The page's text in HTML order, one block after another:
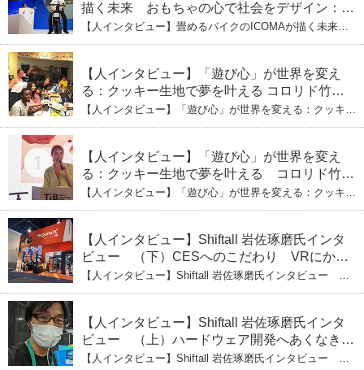
描く未来 おもちゃの心で社会をデザイン：株
式会社ICOMAの代表取締役・生駒崇光
（上）「変形」に魅せられたデザイナーの軌
【人インタビュー】畳めるバイクのICOMAが描く未来
ーの軌跡
【人インタビュー】「遊び心」が世界を変え
る：クッキー生地で夢を叶える コロリド竹内
ひとみ（下） 起業は「影響力」のため。愛と
笑いの子育て哲学
【人インタビュー】「遊び心」が世界を変える：クッキー
【人インタビュー】「遊び心」が世界を変え
る：クッキー生地で夢を叶える コロリド竹内
ひとみ（上） クッキー生地に込めた「誰でも
できる」という哲学
【人インタビュー】「遊び心」が世界を変える：クッキー
【人インタビュー】Shiftall 岩佐琢磨氏インタ
ビュー （下）CESへのこだわり VRにかけ
る未来
【人インタビュー】Shiftall 岩佐琢磨氏インタビュー
【人インタビュー】Shiftall 岩佐琢磨氏インタ
ビュー （上）ハードウェア開発へあくなき挑
戦 その起業の経緯とは
【人インタビュー】Shiftall 岩佐琢磨氏インタビュー